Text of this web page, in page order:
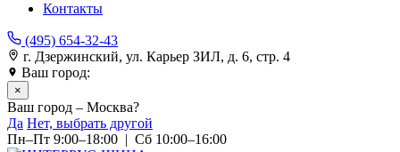
Контакты
(495) 654-32-43
г. Дзержинский, ул. Карьер ЗИЛ, д. 6, стр. 4
Ваш город:
×
Ваш город – Москва?
Да Нет, выбрать другой
Пн–Пт 9:00–18:00 | Сб 10:00–16:00